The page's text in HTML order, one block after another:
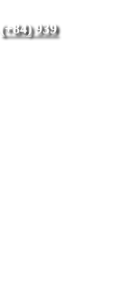
(+84) 939